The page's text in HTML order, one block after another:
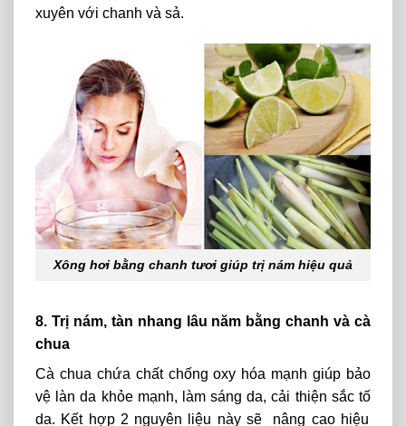
xuyên với chanh và sả.
Xông hơi bằng chanh tươi giúp trị nám hiệu quả
8. Trị nám, tàn nhang lâu năm bằng chanh và cà
chua
Cà chua chứa chất chống oxy hóa mạnh giúp bảo
vệ làn da khỏe mạnh, làm sángda, cải thiện sắc tố
da. Kếthợp 2 nguyên liệu này sẽ nâng cao hiệu